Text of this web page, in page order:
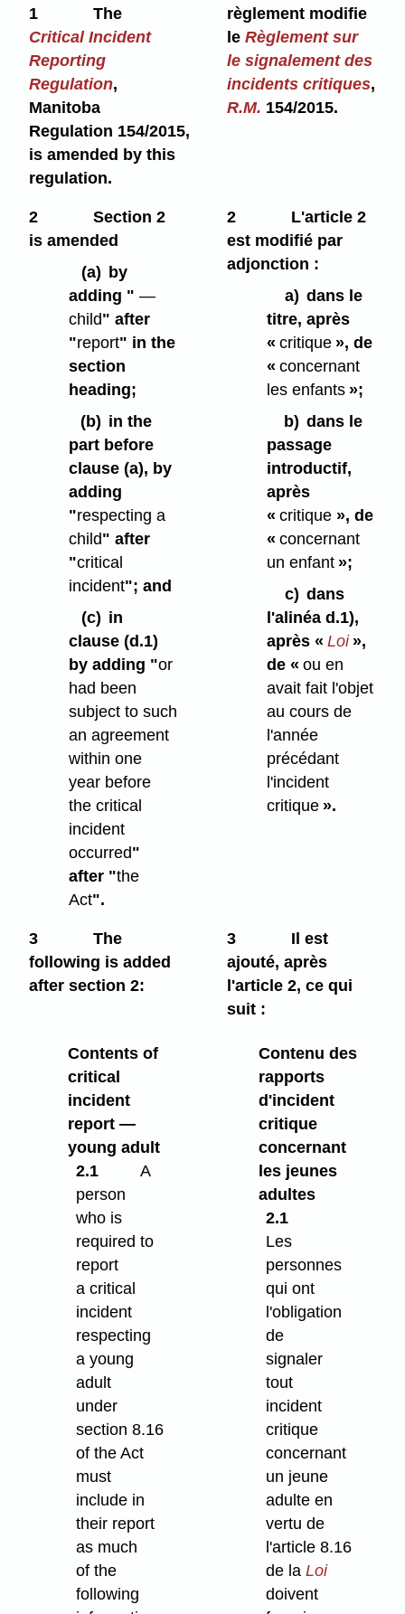
1
The
Critical Incident
Reporting
Regulation,
Manitoba
Regulation 154/2015,
is amended by this
regulation.
règlement modifie
leRèglement sur
le signalement des
incidents critiques,
R.M. 154/2015.
2
Section 2
is amended
(a) by
adding " —
child" after
"report" in the
section
heading;
(b) in the
part before
clause (a), by
adding
"respecting a
child" after
"critical
incident"; and
(c) in
clause (d.1)
by adding "or
had been
subject to such
an agreement
within one
year before
the critical
incident
occurred"
after "the
Act".
2
L'article 2
est modifié par
adjonction :
a) dans le
titre, après
«critique », de
«concernant
les enfants »;
b) dans le
passage
introductif,
après
«critique », de
«concernant
un enfant »;
c) dans
l'alinéa d.1),
après «Loi »,
de «ou en
avait fait l'objet
au cours de
l'année
précédant
l'incident
critique ».
3
The
following is added
after section 2:
3
Il est
ajouté, après
l'article 2, ce qui
suit :
Contents of
critical
incident
report —
young adult
2.1
A
person
who is
required to
report
a critical
incident
respecting
a young
adult
under
section 8.16
of the Act
must
include in
their report
as much
of the
following
Contenu des
rapports
d'incident
critique
concernant
les jeunes
adultes
2.1
Les
personnes
qui ont
l'obligation
de
signaler
tout
incident
critique
concernant
un jeune
adulte en
vertu de
l'article 8.16
de laLoi
doivent